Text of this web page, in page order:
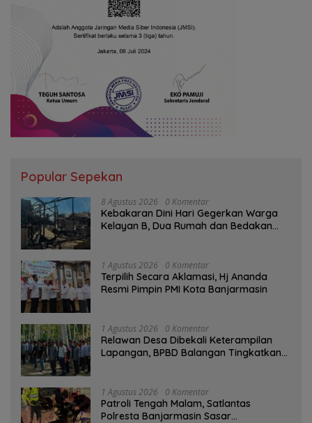
Popular Sepekan
8 Agustus 2026 0 Komentar
Kebakaran Dini Hari Gegerkan Warga
Kelayan B, Dua Rumah dan Bedakan
1 Agustus 2026 0 Komentar
‎Terpilih Secara Aklamasi, Hj Ananda
Resmi Pimpin PMI Kota Banjarmasin
1 Agustus 2026 0 Komentar
Relawan Desa Dibekali Keterampilan
Lapangan, BPBD Balangan Tingkatkan
1 Agustus 2026 0 Komentar
Patroli Tengah Malam, Satlantas
Polresta Banjarmasin Sasar